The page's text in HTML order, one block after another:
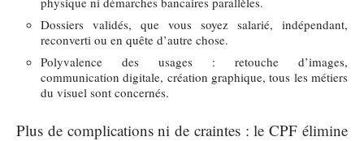
Dossiers validés, que vous soyez salarié, indépendant,
reconverti ou en quête d’autre chose.
Polyvalence des usages : retouche d’images,
communication digitale, création graphique, tous les métiers
du visuel sont concernés.
Plus de complications ni de craintes : le CPF élimine